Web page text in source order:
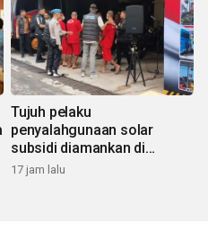
Tujuh pelaku
penyalahgunaan solar
subsidi diamankan di
Sumbar
17 jam lalu